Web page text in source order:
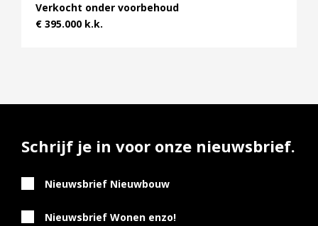
Verkocht onder voorbehoud
€ 395.000 k.k.
Schrijf je in voor onze nieuwsbrief.
Nieuwsbrief Nieuwbouw
Nieuwsbrief Wonen enzo!